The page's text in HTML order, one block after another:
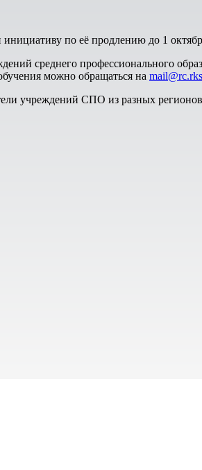
по её продлению до 1
среднего профессионального
можно обращаться на
учреждений СПО из разных